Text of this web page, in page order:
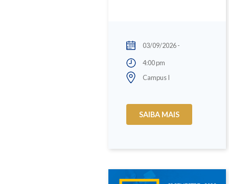
03/09/2026 -
4:00 pm
Campus I
SAIBA MAIS